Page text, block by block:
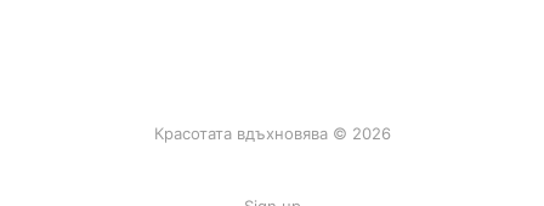
Красотата вдъхновява © 2026